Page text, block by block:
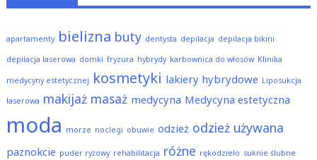
apartamenty bielizna buty dentysta depilacja depilacja bikini
depilacja laserowa domki fryzura hybrydy karbownica do włosów Klinika
medycyny estetycznej kosmetyki lakiery hybrydowe Liposukcja
laserowa makijaż masaż medycyna Medycyna estetyczna
moda morze noclegi obuwie odzież odzież używana
paznokcie puder ryżowy rehabilitacja różne rękodzieło suknie ślubne